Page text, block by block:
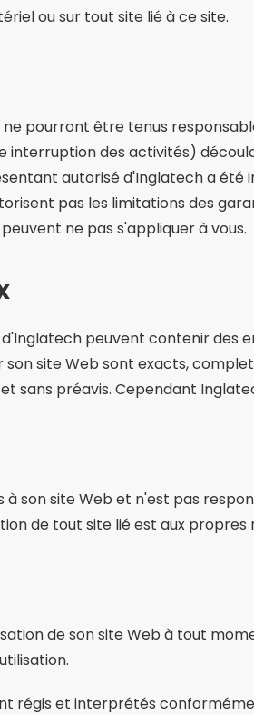
ou sur tout site lié à ce site.
ne pourront être tenus
interruption des activités)
autorisé d'Inglatech a
pas les limitations des
ne pas s'appliquer à vous.
peuvent contenir
site Web sont exacts,
sans préavis. Cependant
son site Web et n'est pas
de tout site lié est aux propres
de son site Web à tout
régis et interprétés